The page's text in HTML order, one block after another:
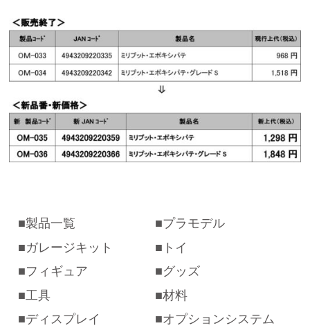
製品一覧
プラモデル
ガレージキット
トイ
フィギュア
グッズ
工具
材料
ディスプレイ
オプションシステム